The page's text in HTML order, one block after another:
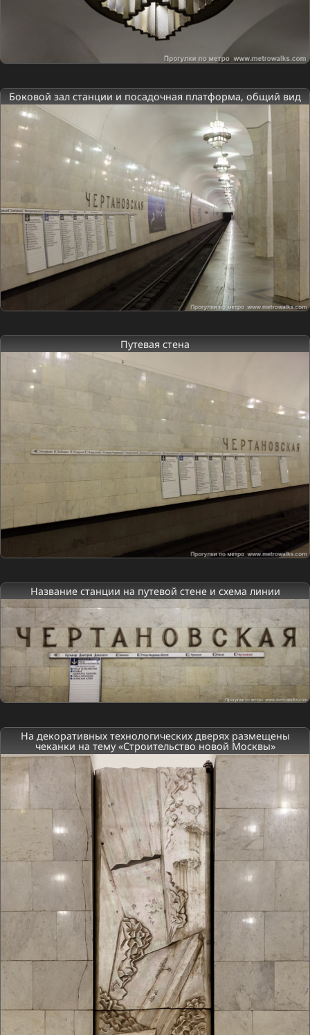
Боковой зал станции и посадочная платформа, общий вид
Путевая стена
Название станции на путевой стене и схема линии
На декоративных технологических дверях размещены
чеканки на тему «Строительство новой Москвы»